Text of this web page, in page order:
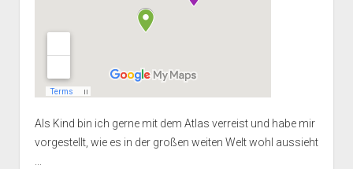
Als Kind bin ich gerne mit dem Atlas verreist und habe mir
vorgestellt, wie es in der großen weiten Welt wohl aussieht